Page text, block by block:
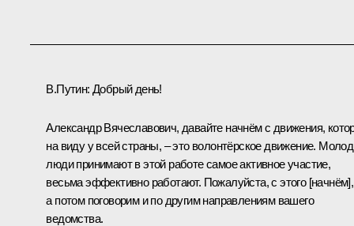
В.Путин: Добрый день!
Александр Вячеславович, давайте начнём с движения,
на виду у всей страны, – это волонтёрское движение.
люди принимают в этой работе самое активное участие,
весьма эффективно работают. Пожалуйста, с этого [начнём],
а потом поговорим и по другим направлениям вашего
ведомства.